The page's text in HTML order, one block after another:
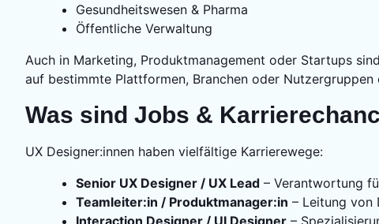
Gesundheitswesen & Pharma
Öffentliche Verwaltung
Auch in Marketing, Produktmanagement oder Startups
auf bestimmte Plattformen, Branchen oder Nutzergruppen
Was sind Jobs &
UX Designer:innen haben vielfältige Karrierewege:
Senior UX Designer / UX Lead – Verantwortung
Teamleiter:in / Produktmanager:in – Leitung von
Interaction Designer / UI Designer –